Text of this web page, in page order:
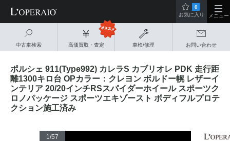
中古車検索 高価買取・査定 車検/修理 お問い合わせ
0
お気に入り
メニュー
ポルシェ 911(Type992) カレラS カブリオレ PDK 走行距
離1300キロ台 OPカラー：クレヨン ボルドー幌 レザーイ
ンテリア 20/20インチRSスパイダーホイール スポーツク
ロノパッケージ スポーツエキゾースト ボディフルプロテ
クション施工済み
1/57